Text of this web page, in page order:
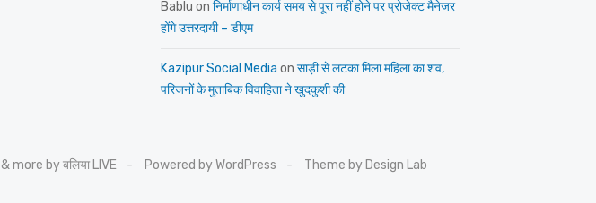
Bablu on निर्माणाधीन कार्य समय से पूरा नहीं होने पर प्रोजेक्ट मैनेजर
होंगे उत्तरदायी – डीएम
Kazipur Social Media on साड़ी से लटका मिला महिला का शव,
परिजनों के मुताबिक विवाहिता ने खुदकुशी की
more by बलिया LIVE Powered by WordPress Theme by Design Lab